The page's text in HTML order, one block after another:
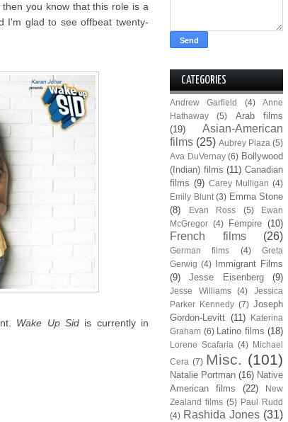
then you know that this role is a
I'm glad to see offbeat twenty-
Wake Up Sidis currently in
CATEGORIES
Andrew Garfield (4)
Anne
Hathaway
(5)
Arab films
(19)
Asian-American
films (25) Aubrey Plaza (5)
Ava DuVernay (6) Bollywood
(Indian) films (11) Canadian
films (9) Carey Mulligan (4)
Emily Blunt (3) Emma Stone
(8)
Evan Ross (5)
Ewan
McGregor (4) Fempire (10)
French films (26)
German films (4)
Greta
Gerwig (4)
Immigrant Films
(9)
Jesse Eisenberg (9)
Jesse Williams (4)
Jessica
Parker Kennedy (7) Joseph
Gordon-Levitt (11)
Katerina
Graham (6) Latino films (18)
Lorene Scafaria (4) Michael
Cera (7) Misc. (101)
Natalie Portman (16) Native
American films
(22)
New
Zealand films (5) Paul Rudd
(4) Rashida Jones (31)